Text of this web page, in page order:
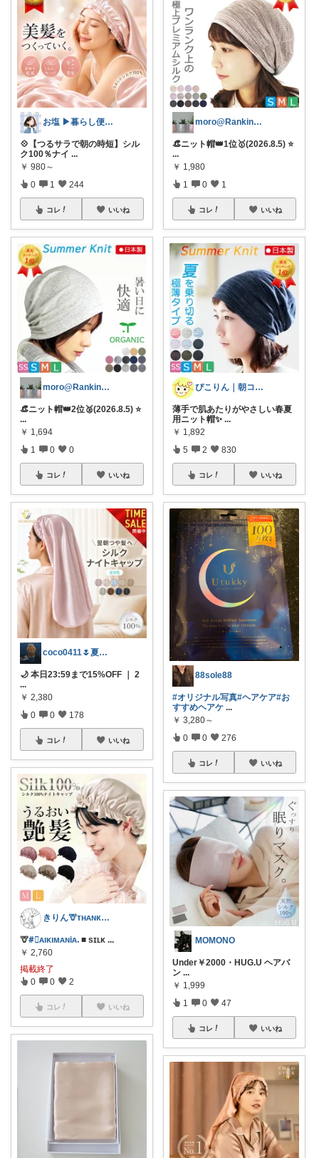
お塩 ▶︎暮らし便利/お得room
💠【つるサラで朝の時短】シル
ク100％ナイ ...
￥ 980～
0 1 244
コレ いいね
moro@Ranking ROOM
👒ニット帽👑2位🥈(2026.8.5) ⭐
...
￥ 1,694
1 0 0
コレ いいね
coco0411🌷夏グッズ色々🌻
🌙 本日23:59まで15%OFF ｜ 2
...
￥ 2,380
0 0 178
コレ いいね
きりん🦒ᴛʜᴀɴᴋs ᴀʟᴡᴀʏs.
🦒#⃞ᴀıᴋıᴍᴀɴiᴀᱹ ■ sɪʟᴋ ...
￥ 2,760
掲載終了
0 0 2
コレ いいね
moro@Ranking ROOM
👒ニット帽👑1位🥇(2026.8.5) ⭐
...
￥ 1,980
1 0 1
コレ いいね
ぴこりん｜朝コレ｜良いものを長く🌿
薄手で肌あたりがやさしい春夏
用ニット帽✨ ...
￥ 1,892
5 2 830
コレ いいね
88sole88
#オリジナル写真#ヘアケア#お
すすめヘアケ ...
￥ 3,280～
0 0 276
コレ いいね
MOMONO
Under￥2000・HUG.U ヘアバ
ン ...
￥ 1,999
1 0 47
コレ いいね